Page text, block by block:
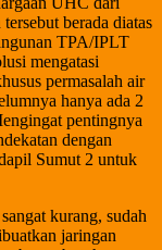
berada diatas
TPA/IPLT
mengatasi
permasalah air
hanya ada 2
pentingnya
dengan
Sumut 2 untuk
kurang, sudah
jaringan